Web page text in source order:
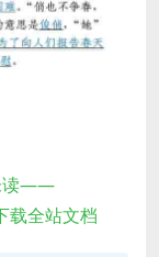
读——
载全站文档